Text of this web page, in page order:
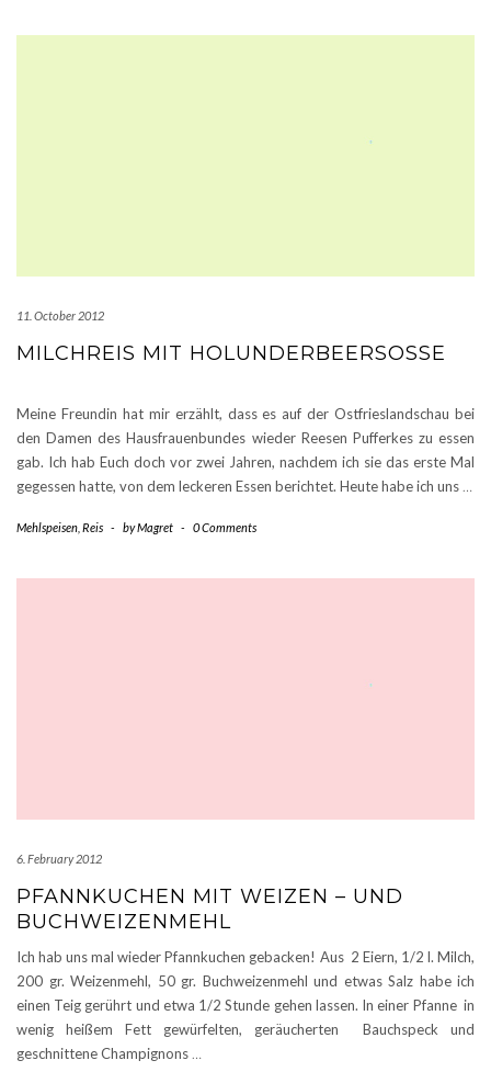
11. October 2012
MILCHREIS MIT HOLUNDERBEERSOSSE
Meine Freundin hat mir erzählt, dass es auf der Ostfrieslandschau bei
den Damen des Hausfrauenbundes wieder Reesen Pufferkes zu essen
gab. Ich hab Euch doch vor zwei Jahren, nachdem ich sie das erste Mal
gegessen hatte, von dem leckeren Essen berichtet. Heute habe ich uns…
Mehlspeisen Reis - byMagret - 0 Comments
6. February 2012
PFANNKUCHEN MIT WEIZEN – UND
BUCHWEIZENMEHL
Ich hab uns mal wieder Pfannkuchen gebacken! Aus 2 Eiern, 1/2 l. Milch,
200 gr. Weizenmehl, 50 gr. Buchweizenmehl und etwas Salz habe ich
einen Teig gerührt und etwa 1/2 Stunde gehen lassen. In einer Pfanne in
wenig heißem Fett gewürfelten, geräucherten Bauchspeck und
geschnittene Champignons…